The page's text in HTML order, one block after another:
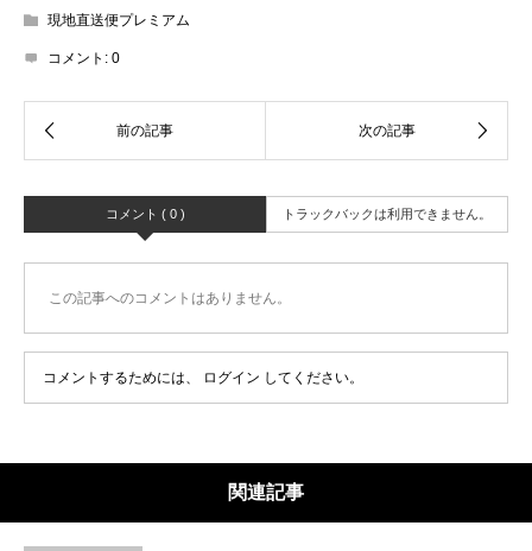
現地直送便プレミアム
コメント: 0
コメント ( 0 ) トラックバックは利用できません。
この記事へのコメントはありません。
コメントするためには、 ログイン してください。
関連記事